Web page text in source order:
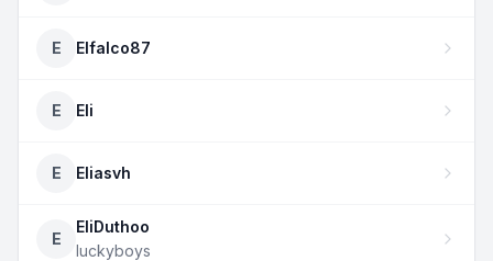
E Elfalco87
E Eli
E Eliasvh
E
EliDuthoo
luckyboys